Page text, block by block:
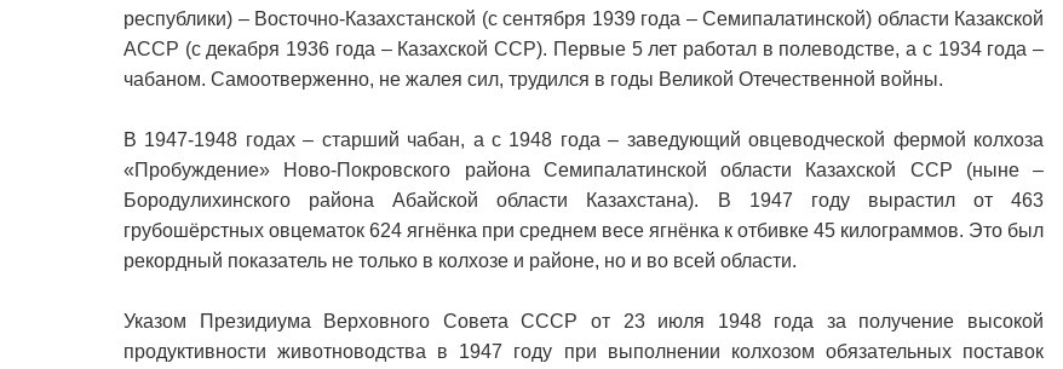
республики) – Восточно-Казахстанской (с сентября 1939 года – Семипалатинской) области Казакской
АССР (с декабря 1936 года – Казахской ССР). Первые 5 лет работал в полеводстве, а с 1934 года –
чабаном. Самоотверженно, не жалея сил, трудился в годы Великой Отечественной войны.
В 1947-1948 годах – старший чабан, а с 1948 года – заведующий овцеводческой фермой колхоза
«Пробуждение» Ново-Покровского района Семипалатинской области Казахской ССР (ныне –
Бородулихинского района Абайской области Казахстана). В 1947 году вырастил от 463
грубошёрстных овцематок 624 ягнёнка при среднем весе ягнёнка к отбивке 45 килограммов. Это был
рекордный показатель не только в колхозе и районе, но и во всей области.
Указом Президиума Верховного Совета СССР от 23 июля 1948 года за получение высокой
продуктивности животноводства в 1947 году при выполнении колхозом обязательных поставок